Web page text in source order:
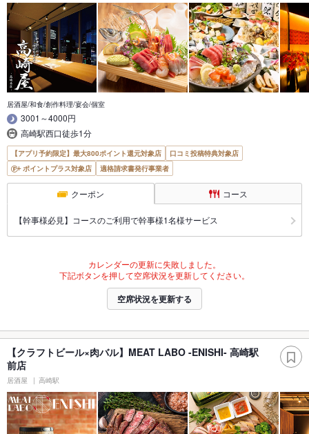
居酒屋/和食/創作料理/宴会/個室
3001～4000円
高崎駅西口徒歩1分
【アプリ予約限定】最大800ポイント還元対象店
口コミ投稿特典対象店
ポイントプラス対象店
適格請求書発行事業者
クーポン コース
【幹事様必見】コースのご利用で幹事様1名様サービス
カレンダーの更新に失敗しました。
下記ボタンを押して空席状況を更新してください。
空席状況を更新する
【クラフトビール×肉バル】MEAT LABO -ENISHI- 高崎駅
前店
居酒屋 高崎駅